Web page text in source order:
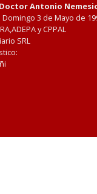
Doctor Antonio
3 de Mayo de
y CPPAL
SRL